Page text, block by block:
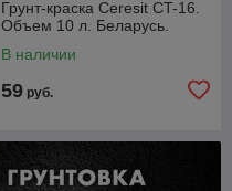
Грунт-краска Ceresit CT-16.
Объем 10 л. Беларусь.
В наличии
59 руб.